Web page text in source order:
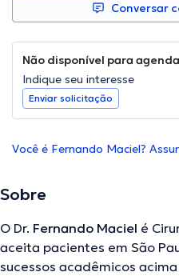
Conversar
Não disponível para
Indique seu interesse
Enviar solicitação
Você é Fernando Maciel?
Sobre
O Dr. Fernando Maciel é
aceita pacientes em São
sucessos acadêmicos